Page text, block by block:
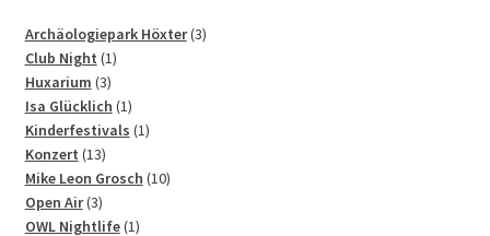
Archäologiepark Höxter 33
Club Night 11
Huxarium 33
Produkte
Isa Glücklich 11
Produkt
Kinderfestivals 11
Konzert 1313
Produkte
Mike Leon Grosch 1010
Open Air 33
Produkte
OWL Nightlife 11